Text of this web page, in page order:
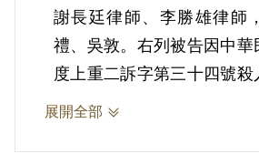
謝長廷律師、李勝雄律師
禮、吳敦。右列被告因中華
度上重二訴字第三十四號殺
告提起請求損害賠償之附帶
展開全部